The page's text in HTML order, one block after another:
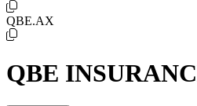
QBE.AX
QBE